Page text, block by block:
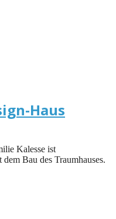
Haus
Kalesse ist
Bau des Traumhauses.